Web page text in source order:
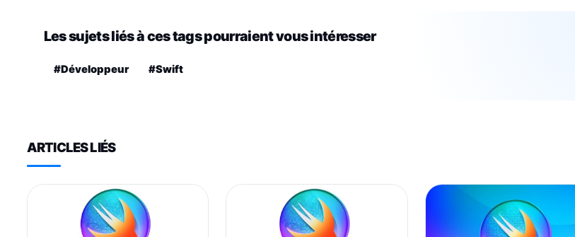
Les sujets liés à ces tags pourraient vous intéresser
#Développeur #Swift
ARTICLES LIÉS